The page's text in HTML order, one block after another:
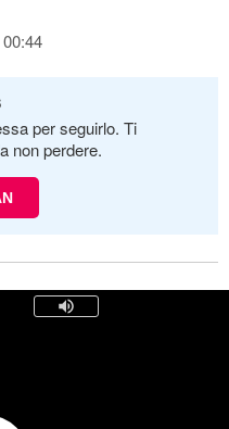
per seguirlo. Ti
non perdere.